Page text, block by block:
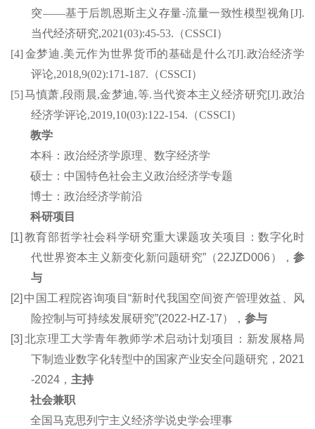
突——基于后凯恩斯主义存量-流量一致性模型视角 [J].
当代经济研究,2021(03):45-53. （CSSCI）
[4] 金梦迪 .美元作为世界货币的基础是什么?[J].政治经济学
评论,2018,9(02):171-187. （CSSCI）
[5]马慎萧,段雨晨,金梦迪,等.当代资本主义经济研究[J].政治
经济学评论,2019,10(03):122-154. （CSSCI）
教学
本科： 政治经济学原理
数字经济学
硕士： 中国特色社会主义政治经济学专题
博士 ： 政治经济学前沿
科研项目
[1] 教育部哲学社会科学研究重大课题攻关项目：数字化时
代世界资本主义新变化新问题研究”（22JZD006），参
与
[2] 中国工程院咨询项目“新时代我国空间资产管理效益、风
险控制与可持续发展研究”(2022-HZ-17），参与
[3] 北京理工大学青年教师学术启动计划项目：新发展格局
下制造业数字化转型中的国家产业安全问题研究，2021
-2024 ， 主持
社会兼职
全国马克思列宁主义经济学说史学会理事